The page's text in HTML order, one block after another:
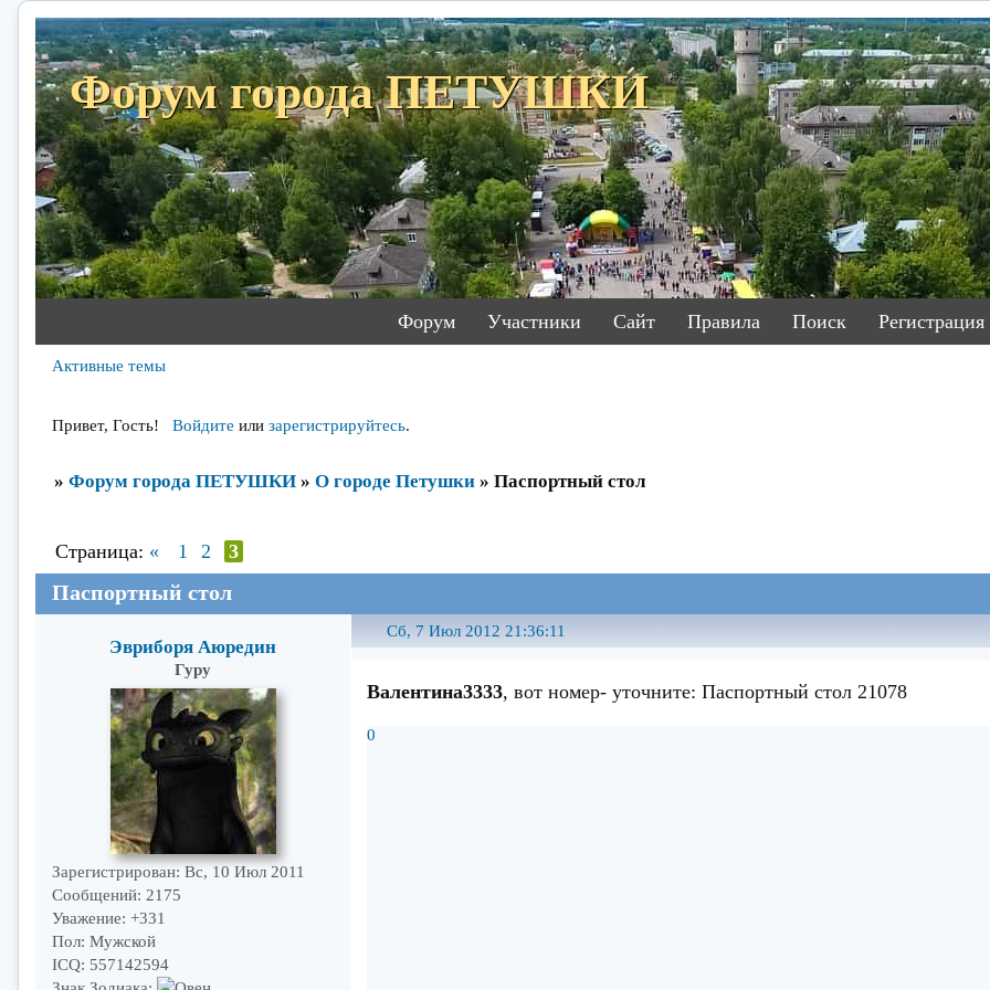
Форум города ПЕТУШКИ
Форум Участники Сайт Правила Поиск Регистрация
Активные темы
Привет, Гость! Войдите или зарегистрируйтесь.
» Форум города ПЕТУШКИ » О городе Петушки » Паспортный стол
Паспортный стол
Страница: « 1 2 3
Сб, 7 Июл 2012 21:36:11
Эвриборя Аюредин
Гуру
Зарегистрирован: Вс, 10 Июл 2011
Сообщений: 2175
Уважение: +331
Пол: Мужской
ICQ: 557142594
Валентина3333, вот номер- уточните: Паспортный стол 21078
0